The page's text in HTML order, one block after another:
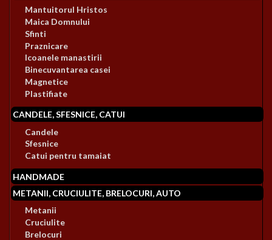
Mantuitorul Hristos
Maica Domnului
Sfinti
Praznicare
Icoanele manastirii
Binecuvantarea casei
Magnetice
Plastifiate
CANDELE, SFESNICE, CATUI
Candele
Sfesnice
Catui pentru tamaiat
HANDMADE
METANII, CRUCIULITE, BRELOCURI, AUTO
Metanii
Cruciulite
Brelocuri